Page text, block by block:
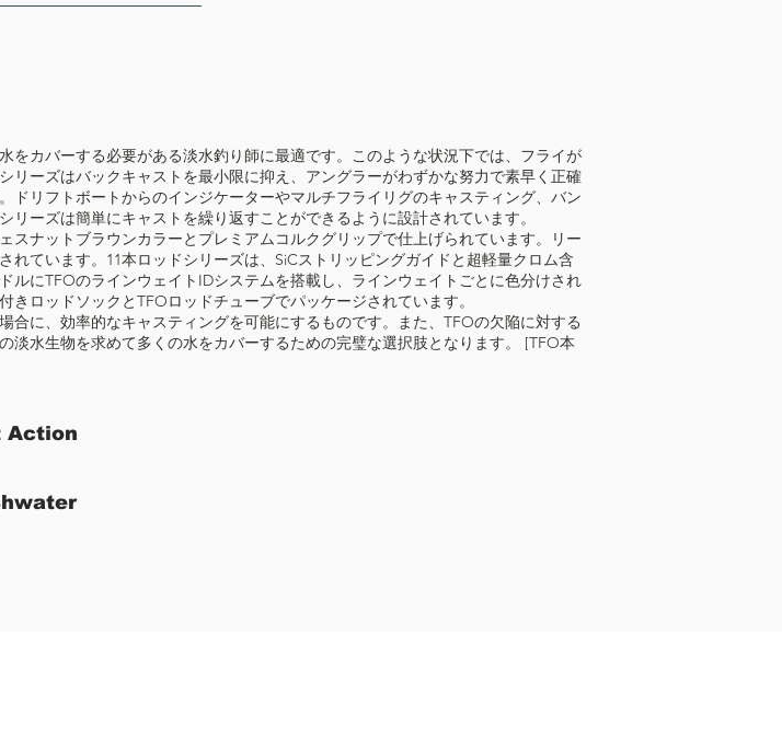
カバーする必要がある淡水釣り師に最適です。このような状況下では、フライが
ーズはバックキャストを最小限に抑え、アングラーがわずかな努力で素早く正確
リフトボートからのインジケーターやマルチフライリグのキャスティング、バン
ーズは簡単にキャストを繰り返すことができるように設計されています。
ナットブラウンカラーとプレミアムコルクグリップで仕上げられています。リー
ています。11本ロッドシリーズは、SiCストリッピングガイドと超軽量クロム含
にTFOのラインウェイトIDシステムを搭載し、ラインウェイトごとに色分けされ
ロッドソックとTFOロッドチューブでパッケージされています。
に、効率的なキャスティングを可能にするものです。また、TFOの欠陥に対する
水生物を求めて多くの水をカバーするための完璧な選択肢となります。 [TFO本
Action